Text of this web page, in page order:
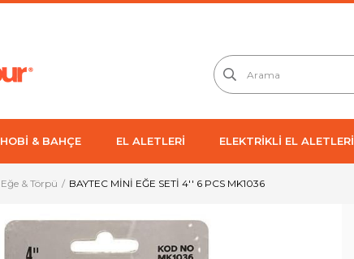
HOBİ & BAHÇE EL ALETLERİ ELEKTRİKLİ EL ALETLERİ
Eğe & Törpü BAYTEC MİNİ EĞE SETİ 4'' 6 PCS MK1036